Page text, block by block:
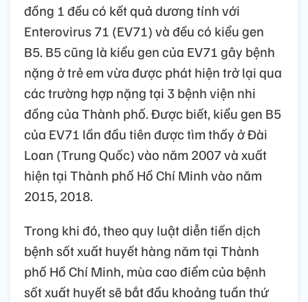
đồng 1 đều có kết quả dương tính với
Enterovirus 71 (EV71) và đều có kiểu gen
B5. B5 cũng là kiểu gen của EV71 gây bệnh
nặng ở trẻ em vừa được phát hiện trở lại qua
các trường hợp nặng tại 3 bệnh viện nhi
đồng của Thành phố. Được biết, kiểu gen B5
của EV71 lần đầu tiên được tìm thấy ở Đài
Loan (Trung Quốc) vào năm 2007 và xuất
hiện tại Thành phố Hồ Chí Minh vào năm
2015, 2018.
Trong khi đó, theo quy luật diễn tiến dịch
bệnh sốt xuất huyết hàng năm tại Thành
phố Hồ Chí Minh, mùa cao điểm của bệnh
sốt xuất huyết sẽ bắt đầu khoảng tuần thứ